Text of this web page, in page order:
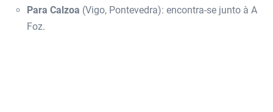
Para Calzoa (Vigo, Pontevedra): encontra-se junto à A
Foz.